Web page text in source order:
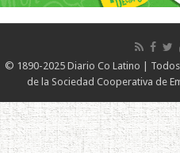
© 1890-2025 Diario Co Latino |
de la Sociedad Cooperativa de